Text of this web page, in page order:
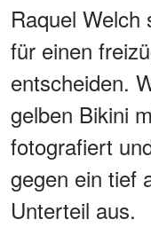
Raquel
für einen
entscheiden.
gelben Bikini
fotografiert
gegen ein tief
Unterteil aus.